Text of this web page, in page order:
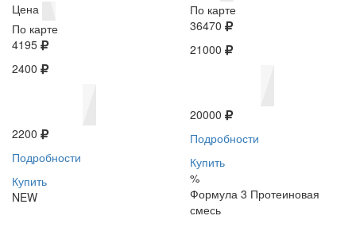
Цена
По карте
4195
2400
2200
Подробности
Купить
NEW
По карте
36470
21000
20000
Подробности
Купить
%
Формула 3 Протеиновая
смесь